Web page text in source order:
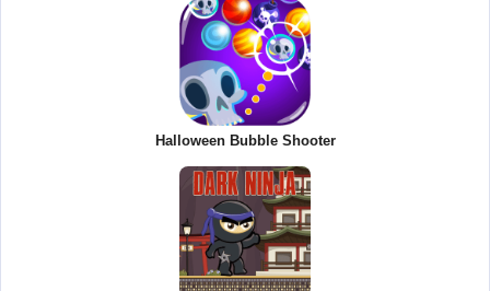
Halloween Bubble Shooter